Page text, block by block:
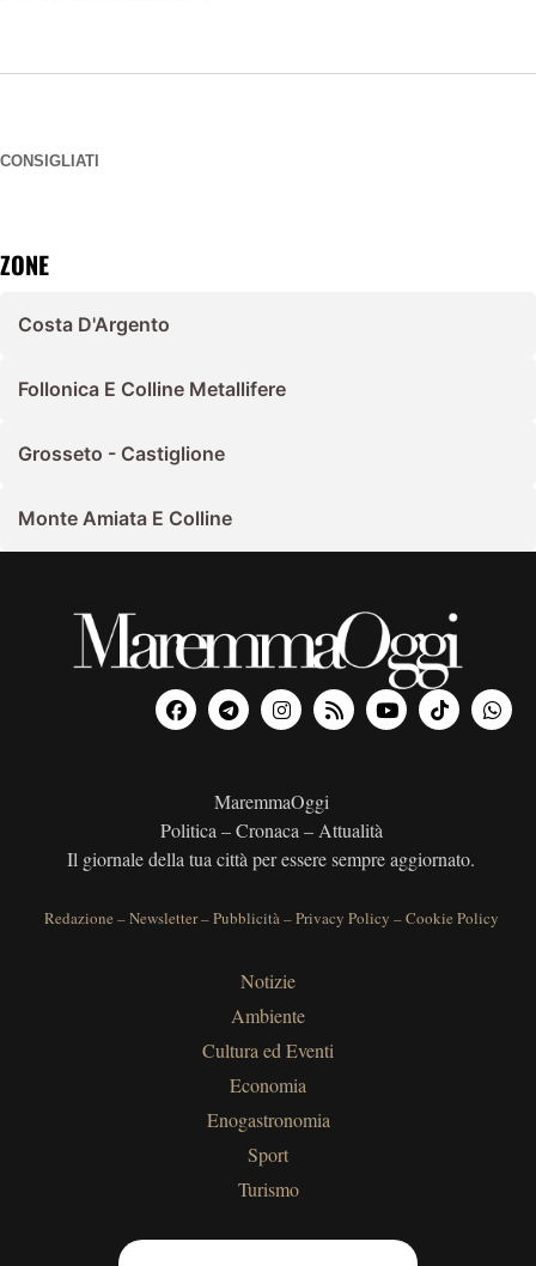
CONSIGLIATI
ZONE
Costa D'Argento
Follonica E Colline Metallifere
Grosseto - Castiglione
Monte Amiata E Colline
MaremmaOggi
Politica – Cronaca – Attualità
Il giornale della tua città per essere sempre aggiornato.
Redazione –Newsletter–Pubblicità–Privacy Policy –Cookie Policy
Notizie
Ambiente
Cultura ed Eventi
Economia
Enogastronomia
Sport
Turismo